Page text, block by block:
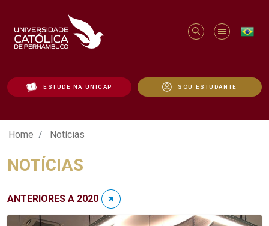
ESTUDE NA UNICAP SOU ESTUDANTE
Notícias - Unicap
Home Notícias
NOTÍCIAS
ANTERIORES A 2020